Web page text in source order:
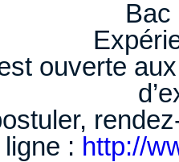
Bac
ouverte
: http://